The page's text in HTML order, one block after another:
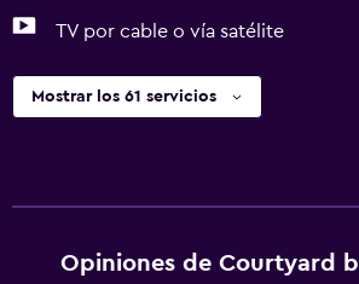
TV por cable o vía satélite
Mostrar los 61 servicios
Opiniones de Courtyard